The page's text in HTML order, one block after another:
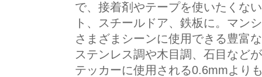
で、接着剤やテープを使いたくな
ト、スチールドア、鉄板に。マン
さまざまシーンに使用できる豊富
ステンレス調や木目調、石目など
テッカーに使用される0.6mmより